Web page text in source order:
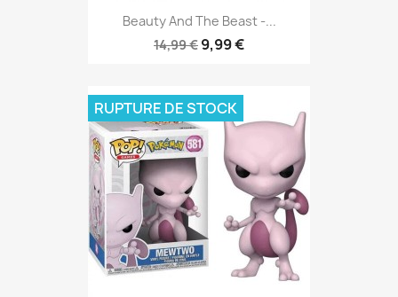
Beauty And The Beast -...
14,99 € 9,99 €
RUPTURE DE STOCK